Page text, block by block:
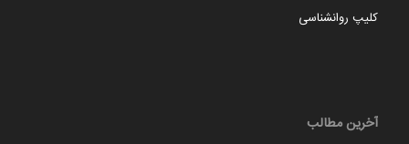
کلیپ روانشناسی
آخرین مطالب